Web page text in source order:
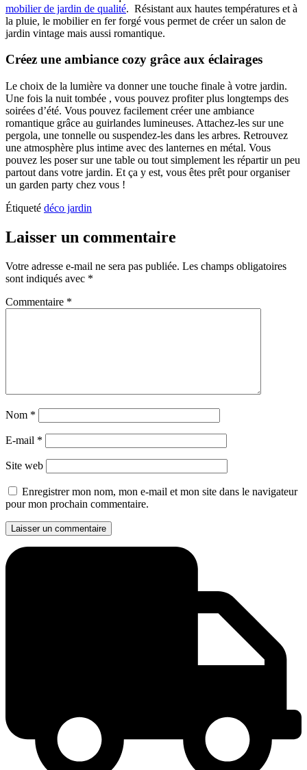
mobilier de jardin de qualité. Résistant aux hautes températures et à
la pluie, le mobilier en fer forgé vous permet de créer un salon de
jardin vintage mais aussi romantique.
Créez une ambiance cozy grâce aux éclairages
Le choix de la lumière va donner une touche finale à votre jardin.
Une fois la nuit tombée , vous pouvez profiter plus longtemps des
soirées d’été. Vous pouvez facilement créer une ambiance
romantique grâce au guirlandes lumineuses. Attachez-les sur une
pergola, une tonnelle ou suspendez-les dans les arbres. Retrouvez
une atmosphère plus intime avec des lanternes en métal. Vous
pouvez les poser sur une table ou tout simplement les répartir un peu
partout dans votre jardin. Et ça y est, vous êtes prêt pour organiser
un garden party chez vous !
Étiqueté déco jardin
Laisser un commentaire
Votre adresse e-mail ne sera pas publiée. Les champs obligatoires
sont indiqués avec *
Commentaire *
Nom *
E-mail *
Site web
Enregistrer mon nom, mon e-mail et mon site dans le navigateur
pour mon prochain commentaire.